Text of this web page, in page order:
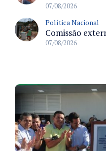
07/08/2026
Política Nacional
07/08/2026